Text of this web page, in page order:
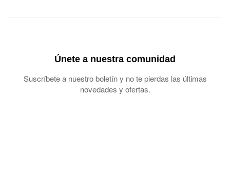
Únete a nuestra comunidad
Suscríbete a nuestro boletín y no te pierdas las últimas
novedades y ofertas.